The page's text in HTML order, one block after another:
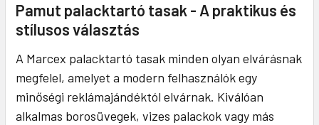
Pamut palacktartó tasak - A praktikus és
stílusos választás
A Marcex palacktartó tasak minden olyan elvárásnak
megfelel, amelyet a modern felhasználók egy
minőségi reklámajándéktól elvárnak. Kiválóan
alkalmas borosüvegek, vizes palackok vagy más